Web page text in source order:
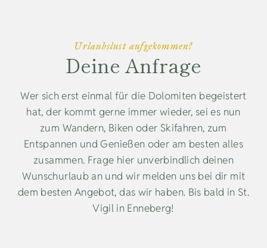
Urlaubslust aufgekommen?
Deine Anfrage
Wer sich erst einmal für die Dolomiten begeistert
hat, der kommt gerne immer wieder, sei es nun
zum Wandern, Biken oder Skifahren, zum
Entspannen und Genießen oder am besten alles
zusammen. Frage hier unverbindlich deinen
Wunschurlaub an und wir melden uns bei dir mit
dem besten Angebot, das wir haben. Bis bald in St.
Vigil in Enneberg!